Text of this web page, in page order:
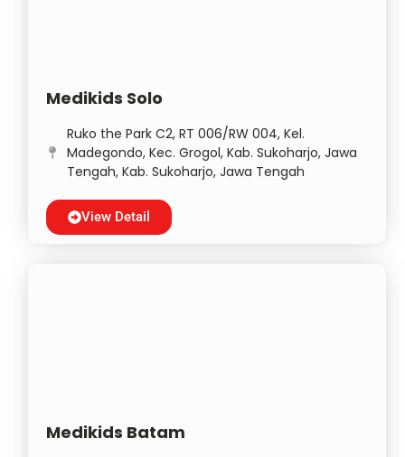
Medikids Solo
Ruko the Park C2, RT 006/RW 004, Kel.
Madegondo, Kec. Grogol, Kab. Sukoharjo, Jawa
Tengah, Kab. Sukoharjo, Jawa Tengah
View Detail
Medikids Batam